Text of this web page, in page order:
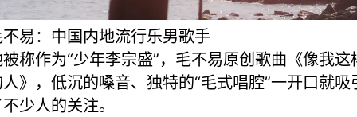
易：中国内地流行乐男歌手
称作为“少年李宗盛”，毛不易原创歌曲《像我这
》，低沉的嗓音、独特的“毛式唱腔”一开口就吸
少人的关注。